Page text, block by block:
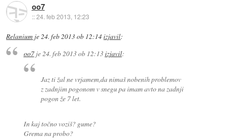
oo7
::24. feb 2013, 12:23
Relanium je24. feb 2013 ob 12:14izjavil:
oo7je 24. feb 2013 ob 12:13izjavil:
Jaz ti žal ne vrjamem,da nimaš nobenih problemov
z zadnjim pogonom v snegu pa imam avto na zadnji
pogon že 7 let.
In kaj točno voziš? gume?
Grema na probo?